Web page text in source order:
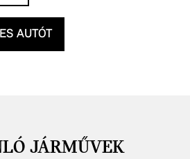
AUTÓT
JÁRMŰVEK